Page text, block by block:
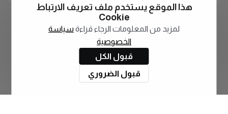
هذا الموقع يستخدم ملف تعريف الارتباط
Cookie
لمزيد من المعلومات الرجاء قراءة سياسة
الخصوصية
قبول الكل
قبول الضروري